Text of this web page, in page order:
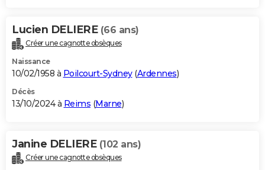
Lucien DELIERE (66 ans)
Créer une cagnotte obsèques
Naissance
10/02/1958 à Poilcourt-Sydney(Ardennes)
Décès
13/10/2024 à Reims (Marne)
Janine DELIERE (102 ans)
Créer une cagnotte obsèques